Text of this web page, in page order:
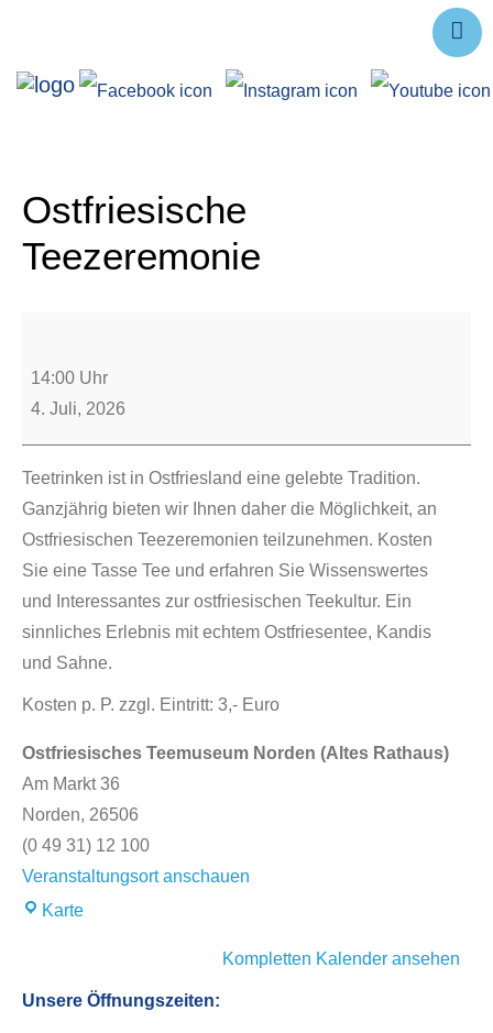
Forschung
Service
Ostfriesische
Teezeremonie
14:00 Uhr
4. Juli, 2026
Teetrinken ist in Ostfriesland eine gelebte Tradition.
Ganzjährig bieten wir Ihnen daher die Möglichkeit, an
Ostfriesischen Teezeremonien teilzunehmen. Kosten
Sie eine Tasse Tee und erfahren Sie Wissenswertes
und Interessantes zur ostfriesischen Teekultur. Ein
sinnliches Erlebnis mit echtem Ostfriesentee, Kandis
und Sahne.
Kosten p. P. zzgl. Eintritt: 3,- Euro
Ostfriesisches Teemuseum Norden (Altes Rathaus)
Am Markt 36
Norden, 26506
(0 49 31) 12 100
Veranstaltungsort anschauen
Karte
Kompletten Kalender ansehen
Unsere Öffnungszeiten: